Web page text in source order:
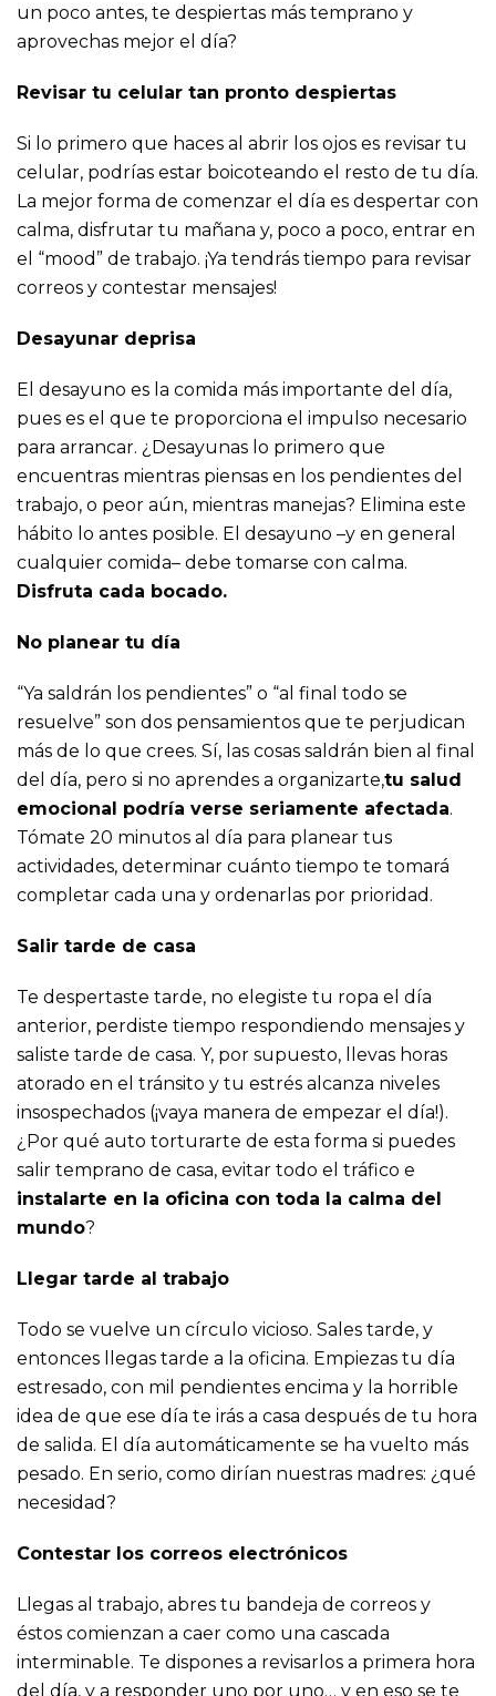
un poco antes, te despiertas más temprano y
aprovechas mejor el día?
Revisar tu celular tan pronto despiertas
Si lo primero que haces al abrir los ojos es revisar tu
celular, podrías estar boicoteando el resto de tu día.
La mejor forma de comenzar el día es despertar con
calma, disfrutar tu mañana y, poco a poco, entrar en
el “mood” de trabajo. ¡Ya tendrás tiempo para revisar
correos y contestar mensajes!
Desayunar deprisa
El desayuno es la comida más importante del día,
pues es el que te proporciona el impulso necesario
para arrancar. ¿Desayunas lo primero que
encuentras mientras piensas en los pendientes del
trabajo, o peor aún, mientras manejas? Elimina este
hábito lo antes posible. El desayuno –y en general
cualquier comida– debe tomarse con calma.
Disfruta cada bocado.
No planear tu día
“Ya saldrán los pendientes” o “al final todo se
resuelve” son dos pensamientos que te perjudican
más de lo que crees. Sí, las cosas saldrán bien al final
del día, pero si no aprendes a organizarte,tu salud
emocional podría verse seriamente afectada.
Tómate 20 minutos al día para planear tus
actividades, determinar cuánto tiempo te tomará
completar cada una y ordenarlas por prioridad.
Salir tarde de casa
Te despertaste tarde, no elegiste tu ropa el día
anterior, perdiste tiempo respondiendo mensajes y
saliste tarde de casa. Y, por supuesto, llevas horas
atorado en el tránsito y tu estrés alcanza niveles
insospechados (¡vaya manera de empezar el día!).
¿Por qué auto torturarte de esta forma si puedes
salir temprano de casa, evitar todo el tráfico e
instalarte en la oficina con toda la calma del
mundo?
Llegar tarde al trabajo
Todo se vuelve un círculo vicioso. Sales tarde, y
entonces llegas tarde a la oficina. Empiezas tu día
estresado, con mil pendientes encima y la horrible
idea de que ese día te irás a casa después de tu hora
de salida. El día automáticamente se ha vuelto más
pesado. En serio, como dirían nuestras madres: ¿qué
necesidad?
Contestar los correos electrónicos
Llegas al trabajo, abres tu bandeja de correos y
éstos comienzan a caer como una cascada
interminable. Te dispones a revisarlos a primera hora
del día, y a responder uno por uno… y en eso se te